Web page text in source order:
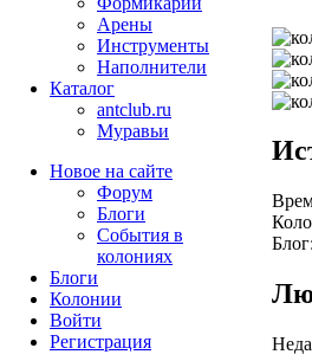
Блог:
Арены
Инструменты
Наполнители
Каталог
antclub.ru
Муравьи
Новое на сайте
Форум
Блоги
События в
колониях
Блоги
Колонии
Войти
Peгиcтpaция